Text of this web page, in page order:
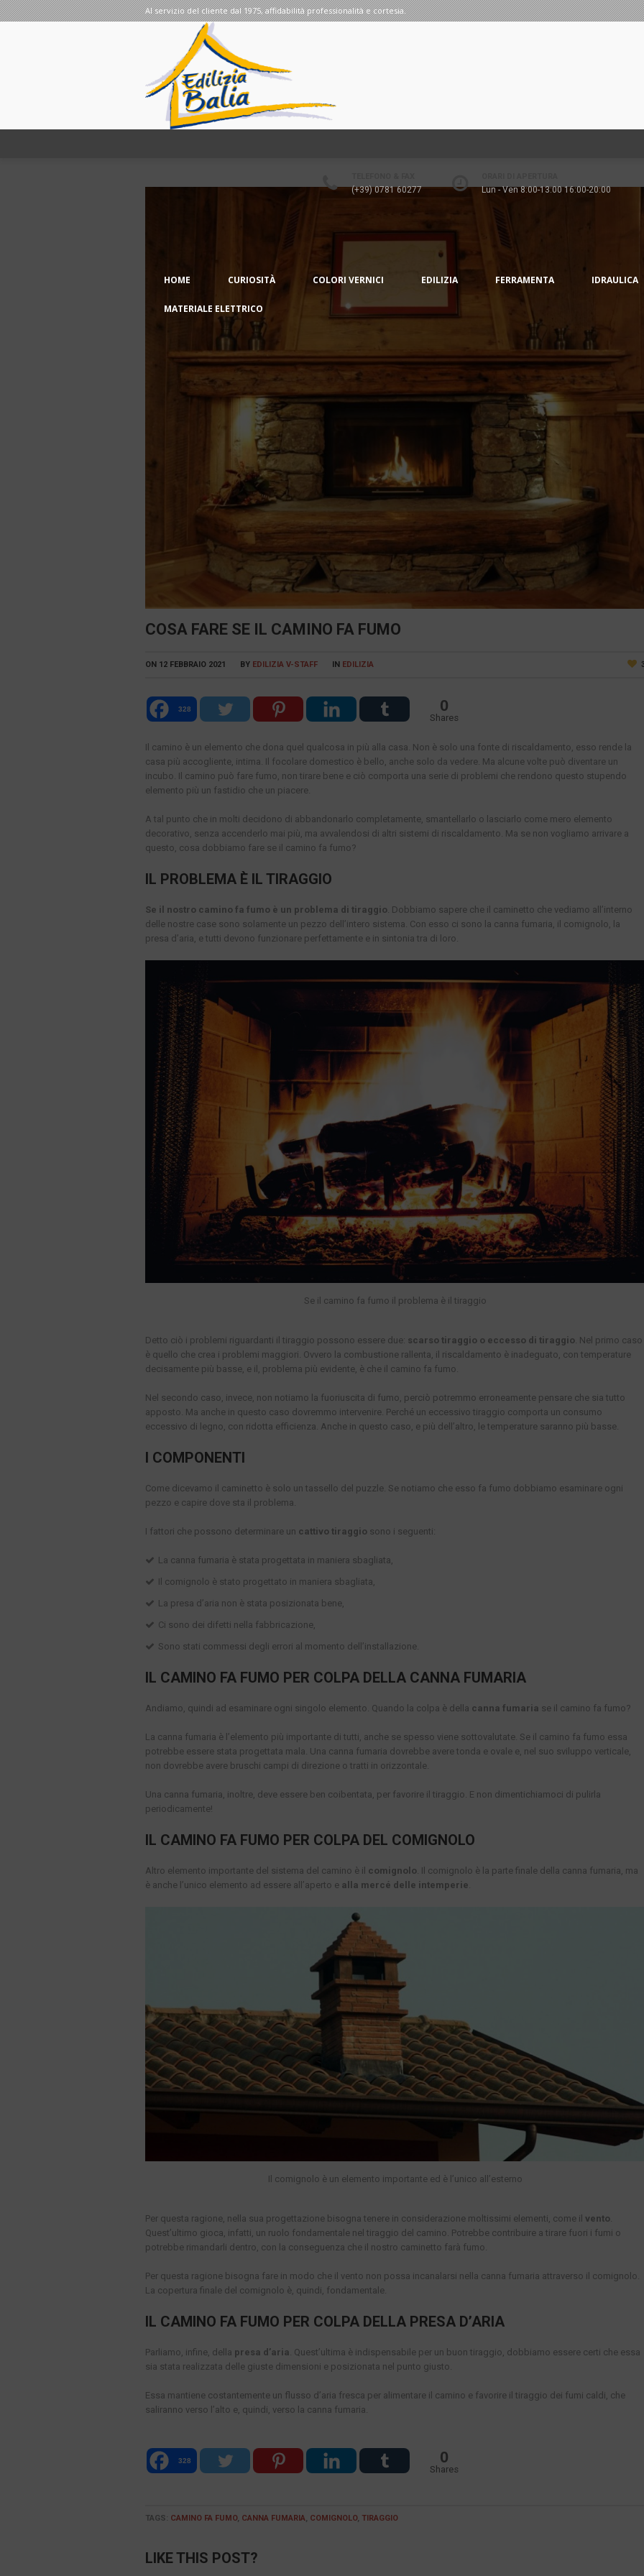
Al servizio del cliente dal 1975, affidabilità professionalità e cortesia.
(+39) 0781 60277 Lun - Ven 8:00-13:00 16:00-20:00
HOME CURIOSITÀ COLORI VERNICI EDILIZIA FERRAMENTA IDRAULICA
MATERIALE ELETTRICO
COSA FARE SE IL CAMINO FA FUMO
ON 12 FEBBRAIO 2021 BY EDILIZIA V-STAFF IN EDILIZIA
328 0
Shares
Il camino è un elemento che dona quel qualcosa in più alla casa. Non è solo una fonte di riscaldamento, esso rende la
casa più accogliente, intima. Il focolare domestico è bello, anche solo da vedere. Ma alcune volte può diventare un
incubo. Il camino può fare fumo, non tirare bene e ciò comporta una serie di problemi che rendono questo stupendo
elemento più un fastidio che un piacere.
A tal punto che in molti decidono di abbandonarlo completamente, smantellarlo o lasciarlo come mero elemento
decorativo, senza accenderlo mai più, ma avvalendosi di altri sistemi di riscaldamento. Ma se non vogliamo arrivare a
questo, cosa dobbiamo fare se il camino fa fumo?
IL PROBLEMA È IL TIRAGGIO
Se il nostro camino fa fumo è un problema di tiraggio. Dobbiamo sapere che il caminetto che vediamo all’interno
delle nostre case sono solamente un pezzo dell’intero sistema. Con esso ci sono la canna fumaria, il comignolo, la
presa d’aria, e tutti devono funzionare perfettamente e in sintonia tra di loro.
Se il camino fa fumo il problema è il tiraggio
Detto ciò i problemi riguardanti il tiraggio possono essere due: scarso tiraggio o eccesso di tiraggio. Nel primo caso
è quello che crea i problemi maggiori. Ovvero la combustione rallenta, il riscaldamento è inadeguato, con temperature
decisamente più basse, e il, problema più evidente, è che il camino fa fumo.
Nel secondo caso, invece, non notiamo la fuoriuscita di fumo, perciò potremmo erroneamente pensare che sia tutto
apposto. Ma anche in questo caso dovremmo intervenire. Perché un eccessivo tiraggio comporta un consumo
eccessivo di legno, con ridotta efficienza. Anche in questo caso, e più dell’altro, le temperature saranno più basse.
I COMPONENTI
Come dicevamo il caminetto è solo un tassello del puzzle. Se notiamo che esso fa fumo dobbiamo esaminare ogni
pezzo e capire dove sta il problema.
I fattori che possono determinare un cattivo tiraggio sono i seguenti:
La canna fumaria è stata progettata in maniera sbagliata,
Il comignolo è stato progettato in maniera sbagliata,
La presa d’aria non è stata posizionata bene,
Ci sono dei difetti nella fabbricazione,
Sono stati commessi degli errori al momento dell’installazione.
IL CAMINO FA FUMO PER COLPA DELLA CANNA FUMARIA
Andiamo, quindi ad esaminare ogni singolo elemento. Quando la colpa è della canna fumaria se il camino fa fumo?
La canna fumaria è l’elemento più importante di tutti, anche se spesso viene sottovalutate. Se il camino fa fumo essa
potrebbe essere stata progettata mala. Una canna fumaria dovrebbe avere tonda e ovale e, nel suo sviluppo verticale,
non dovrebbe avere bruschi campi di direzione o tratti in orizzontale.
Una canna fumaria, inoltre, deve essere ben coibentata, per favorire il tiraggio. E non dimentichiamoci di pulirla
periodicamente!
IL CAMINO FA FUMO PER COLPA DEL COMIGNOLO
Altro elemento importante del sistema del camino è il comignolo. Il comignolo è la parte finale della canna fumaria, ma
è anche l’unico elemento ad essere all’aperto e alla mercé delle intemperie.
Il comignolo è un elemento importante ed è l’unico all’esterno
Per questa ragione, nella sua progettazione bisogna tenere in considerazione moltissimi elementi, come il vento.
Quest’ultimo gioca, infatti, un ruolo fondamentale nel tiraggio del camino. Potrebbe contribuire a tirare fuori i fumi o
potrebbe rimandarli dentro, con la conseguenza che il nostro caminetto farà fumo.
Per questa ragione bisogna fare in modo che il vento non possa incanalarsi nella canna fumaria attraverso il comignolo.
La copertura finale del comignolo è, quindi, fondamentale.
IL CAMINO FA FUMO PER COLPA DELLA PRESA D’ARIA
Parliamo, infine, della presa d’aria. Quest’ultima è indispensabile per un buon tiraggio, dobbiamo essere certi che essa
sia stata realizzata delle giuste dimensioni e posizionata nel punto giusto.
Essa mantiene costantemente un flusso d’aria fresca per alimentare il camino e favorire il tiraggio dei fumi caldi, che
saliranno verso l’alto e, quindi, verso la canna fumaria.
328 0
Shares
TAGS: CAMINO FA FUMO, CANNA FUMARIA, COMIGNOLO, TIRAGGIO
LIKE THIS POST?